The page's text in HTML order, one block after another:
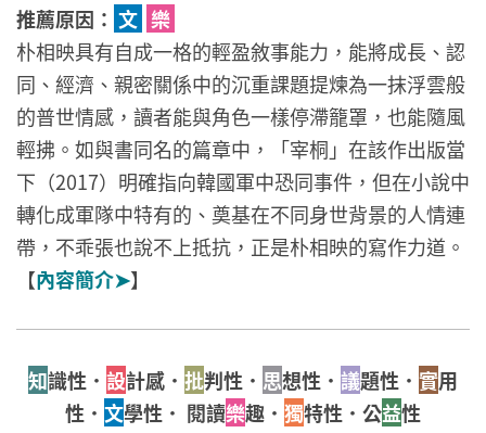
推薦原因： 文 樂
朴相映具有自成一格的輕盈敘事能力，能將成長、認
同、經濟、親密關係中的沉重課題提煉為一抹浮雲般
的普世情感，讀者能與角色一樣停滯籠罩，也能隨風
輕拂。如與書同名的篇章中，「宰桐」在該作出版當
下（2017）明確指向韓國軍中恐同事件，但在小說中
轉化成軍隊中特有的、奠基在不同身世背景的人情連
帶，不乖張也說不上抵抗，正是朴相映的寫作力道。
【內容簡介➤】
知識性． 設計感． 批判性． 思想性． 議題性． 實用
性． 文學性． 閱讀樂趣． 獨特性．公益性